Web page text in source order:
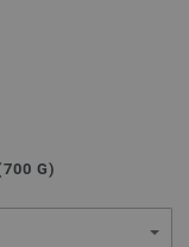
700 G)